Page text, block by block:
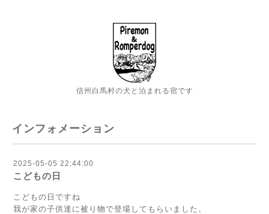
信州白馬村の犬と泊まれる宿です
インフォメーション
2025-05-05 22:44:00
こどもの日
こどもの日ですね
我が家の子供達に被り物で登場してもらいました。